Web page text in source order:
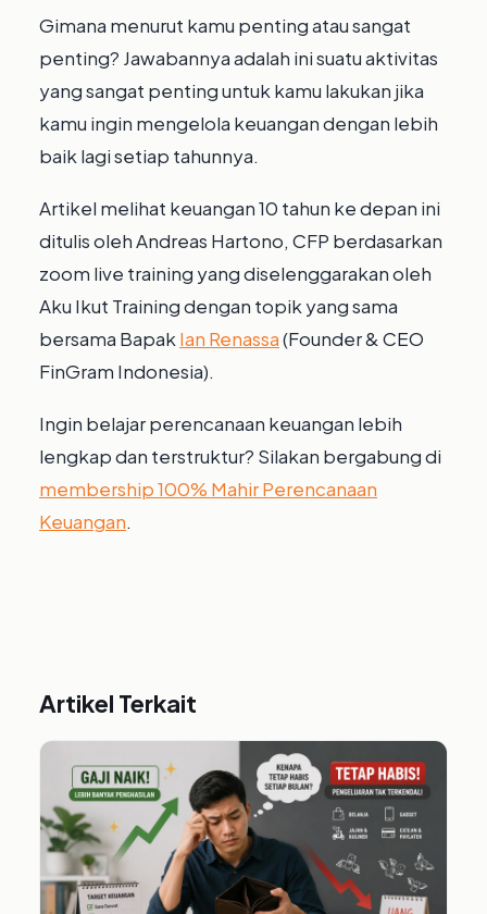
Gimana menurut kamu penting atau sangat
penting? Jawabannya adalah ini suatu aktivitas
yang sangat penting untuk kamu lakukan jika
kamu ingin mengelola keuangan dengan lebih
baik lagi setiap tahunnya.⁣
Artikel melihat keuangan 10 tahun ke depan ini
ditulis oleh Andreas Hartono, CFP berdasarkan
zoom live training yang diselenggarakan oleh
Aku Ikut Training dengan topik yang sama
bersama Bapak Ian Renassa(Founder & CEO
FinGram Indonesia).
Ingin belajar perencanaan keuangan lebih
lengkap dan terstruktur? Silakan bergabung di
membership 100% Mahir Perencanaan
Keuangan.
Artikel Terkait